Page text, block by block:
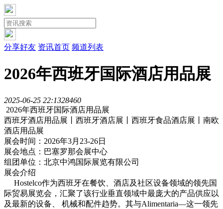
分享好友 资讯首页 频道列表
2026年西班牙国际酒店用品展
2025-06-25 22:1328460
2026年西班牙国际酒店用品展
西班牙酒店用品展丨西班牙酒店展丨西班牙食品酒店展丨南欧
酒店用品展
展会时间：2026年3月23-26日
展会地点：巴塞罗那会展中心
组团单位：北京中鸿国际展览有限公司
展会介绍
Hostelco作为西班牙在餐饮、酒店及社区设备领域的领先国
际贸易展览会，汇聚了该行业垂直领域中最庞大的产品供应以
及最新的设备、 机械和配件趋势。其与Alimentaria—这一领先